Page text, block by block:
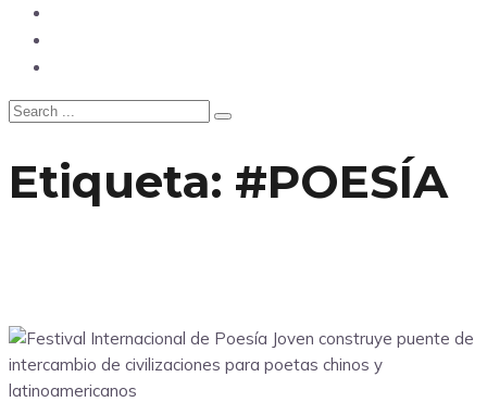
Etiqueta: #POESÍA